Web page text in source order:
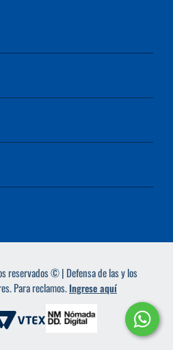
reservados © | Defensa de las y los
Para reclamos.Ingrese aquí